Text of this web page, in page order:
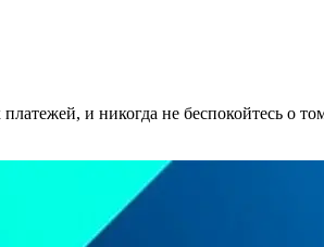
и никогда не беспокойтесь о